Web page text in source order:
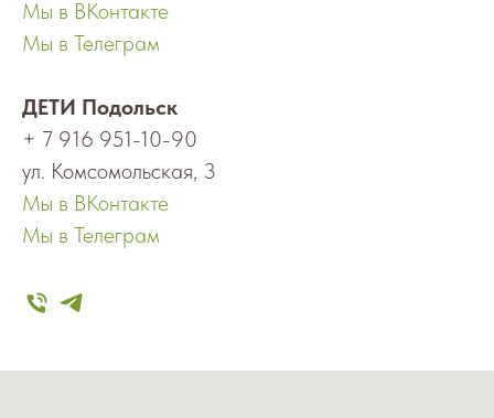
Мы в ВКонтакте
Мы в Телеграм
ДЕТИ Подольск
+ 7 916 951-10-90
ул. Комсомольская, 3
Мы в ВКонтакте
Мы в Телеграм